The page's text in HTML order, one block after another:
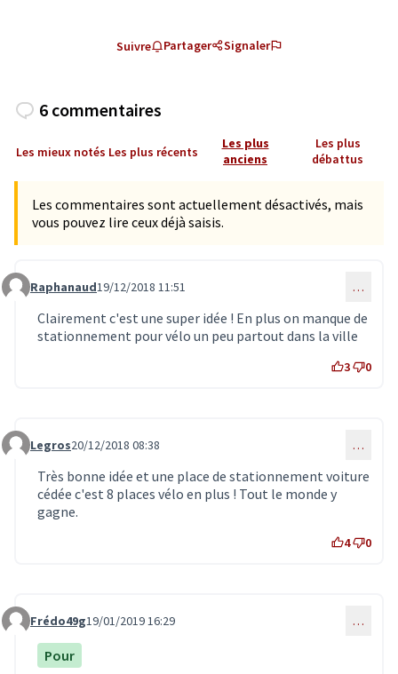
Suivre Partager Signaler
6 commentaires
Les mieux notés Les plus récents
Les plus
anciens
Les plus
débattus
Les commentaires sont actuellement désactivés, mais
vous pouvez lire ceux déjà saisis.
Commentaire 1120
Raphanaud19/12/2018 11:51 …
Clairement c'est une super idée ! En plus on manque de
stationnement pour vélo un peu partout dans la ville
3 0
Commentaire 1129
Legros20/12/2018 08:38 …
Très bonne idée et une place de stationnement voiture
cédée c'est 8 places vélo en plus ! Tout le monde y
gagne.
4 0
Commentaire 1176
Frédo49g19/01/2019 16:29 …
Pour